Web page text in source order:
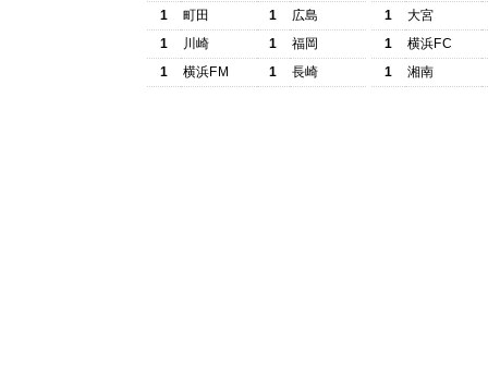
1
町田 1
広島
1
川崎 1
福岡
1
横浜FM 1 長崎
1
大宮
1
横浜FC
1
湘南